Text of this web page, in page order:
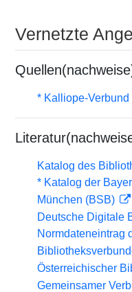
Vernetzte
* Kalliope-Verbund
Katalog des
* Katalog der
München (BSB)
Deutsche Digitale
Normdateneintrag
Österreichischer
Gemeinsamer